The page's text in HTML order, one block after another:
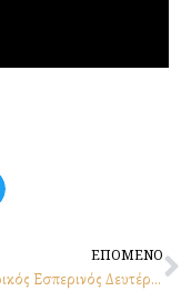
ΕΠΟΜΕΝΟ
Πα­νη­γυ­ρι­κός Εσπε­ρι­νός Δευτέρας Αγίου Πνεύματος (4 Ιουνίου 2022)​